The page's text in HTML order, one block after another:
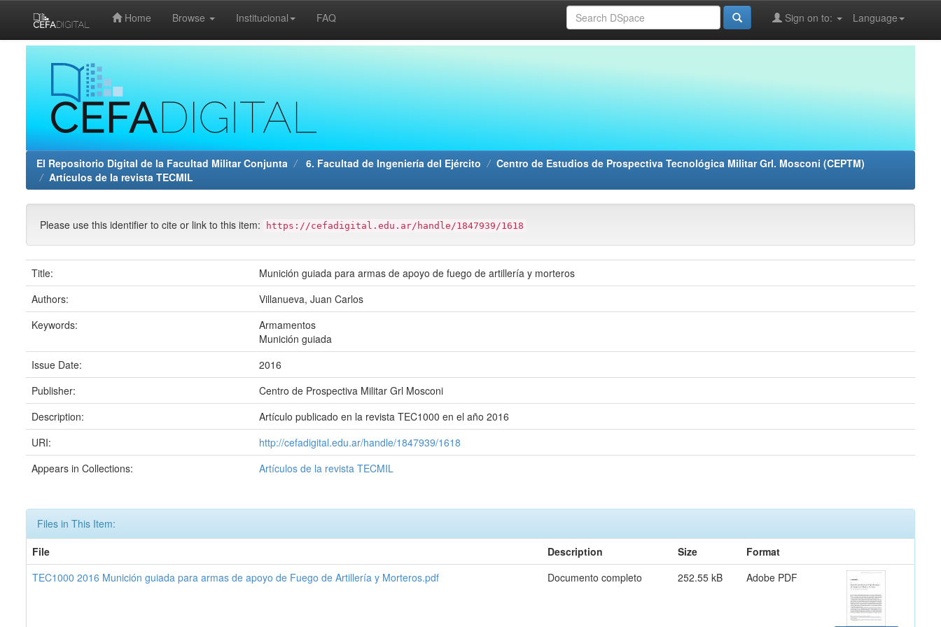
Home Browse Institucional FAQ Language
Sign on to:
El Repositorio Digital de la Facultad Militar Conjunta 6. Facultad de Ingeniería del Ejército
Centro de Estudios de Prospectiva Tecnológica Militar Grl. Mosconi (CEPTM)
Artículos de la revista TECMIL
Please use this identifier to cite or link to this item: https://cefadigital.edu.ar/handle/1847939/1618
Title:
Munición guiada para armas de apoyo de fuego de artillería y morteros
Authors:
Villanueva, Juan Carlos
Keywords:
Armamentos
Munición guiada
Issue Date:
2016
Publisher:
Centro de Prospectiva Militar Grl Mosconi
Description:
Artículo publicado en la revista TEC1000 en el año 2016
URI:
http://cefadigital.edu.ar/handle/1847939/1618
Appears in Collections:
Artículos de la revista TECMIL
Files in This Item:
File
Description Size
Format
TEC1000 2016 Munición guiada para armas de apoyo de Fuego de Artillería y Morteros.pdf
Documento completo 252.55 kB Adobe PDF